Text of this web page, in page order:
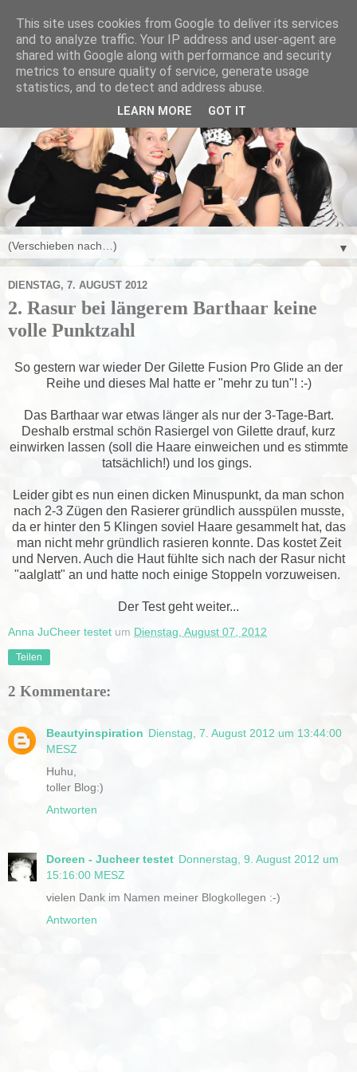
▼
DIENSTAG, 7. AUGUST 2012
2. Rasur bei längerem Barthaar keine
volle Punktzahl
So gestern war wieder Der Gilette Fusion Pro Glide an der
Reihe und dieses Mal hatte er "mehr zu tun"! :-)
Das Barthaar war etwas länger als nur der 3-Tage-Bart.
Deshalb erstmal schön Rasiergel von Gilette drauf, kurz
einwirken lassen (soll die Haare einweichen und es stimmte
tatsächlich!) und los gings.
Leider gibt es nun einen dicken Minuspunkt, da man schon
nach 2-3 Zügen den Rasierer gründlich ausspülen musste,
da er hinter den 5 Klingen soviel Haare gesammelt hat, das
man nicht mehr gründlich rasieren konnte. Das kostet Zeit
und Nerven. Auch die Haut fühlte sich nach der Rasur nicht
"aalglatt" an und hatte noch einige Stoppeln vorzuweisen.
Der Test geht weiter...
Anna JuCheer testet um Dienstag, August 07, 2012
Teilen
2 Kommentare:
Beautyinspiration Dienstag, 7. August 2012 um 13:44:00
MESZ
Huhu,
toller Blog:)
Antworten
Doreen - Jucheer testet Donnerstag, 9. August 2012 um
15:16:00 MESZ
vielen Dank im Namen meiner Blogkollegen :-)
Antworten
This site uses cookies from Google to deliver its services
and to analyze traffic. Your IP address and user-agent are
shared with Google along with performance and security
metrics to ensure quality of service, generate usage
statistics, and to detect and address abuse.
LEARN MORE GOT IT